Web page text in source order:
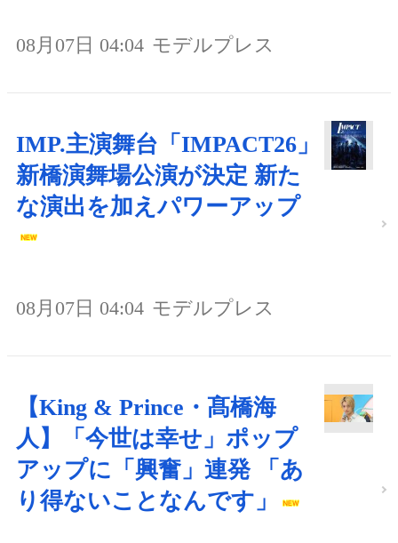
08月07日 04:04 モデルプレス
IMP.主演舞台「IMPACT26」
新橋演舞場公演が決定 新た
な演出を加えパワーアップ
08月07日 04:04 モデルプレス
【King & Prince・髙橋海
人】「今世は幸せ」ポップ
アップに「興奮」連発 「あ
り得ないことなんです」